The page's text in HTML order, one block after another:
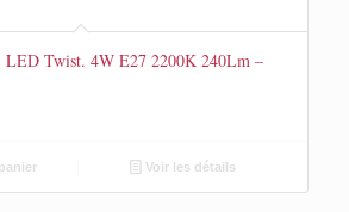
LED Twist. 4W E27 2200K 240Lm –
Voir les détails